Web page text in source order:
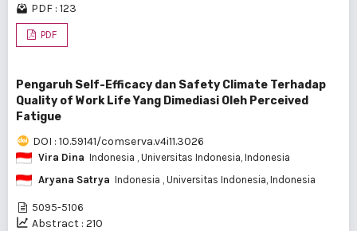
PDF : 123
PDF
Pengaruh Self-Efficacy dan Safety Climate Terhadap
Quality of Work Life Yang Dimediasi Oleh Perceived
Fatigue
DOI : 10.59141/comserva.v4i11.3026
Vira Dina Indonesia , Universitas Indonesia, Indonesia
Aryana Satrya Indonesia , Universitas Indonesia, Indonesia
5095-5106
Abstract : 210